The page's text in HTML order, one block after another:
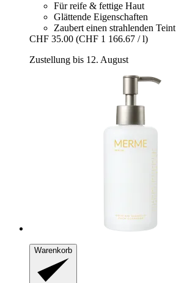
Für reife & fettige Haut
Glättende Eigenschaften
Zaubert einen strahlenden Teint
CHF 35.00 (CHF 1 166.67 / l)
Zustellung bis 12. August
Warenkorb